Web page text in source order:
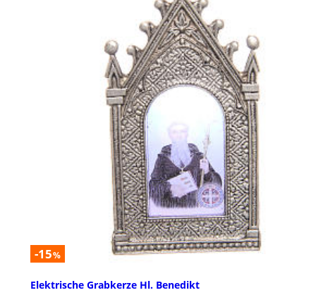
-15%
Elektrische Grabkerze Hl. Benedikt